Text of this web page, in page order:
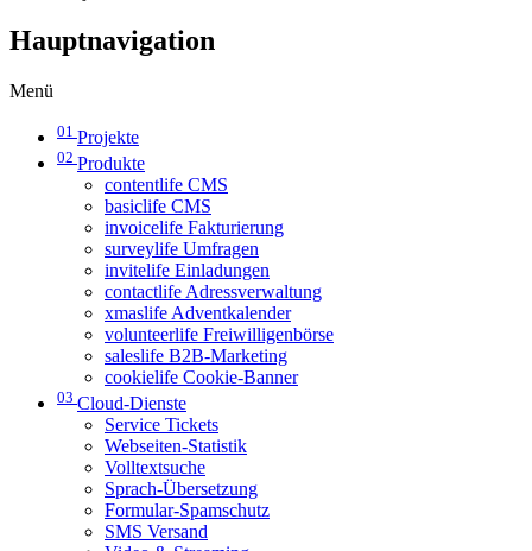
Hauptnavigation
Menü
01 Projekte
02 Produkte
contentlife CMS
basiclife CMS
invoicelife Fakturierung
surveylife Umfragen
invitelife Einladungen
contactlife Adressverwaltung
xmaslife Adventkalender
volunteerlife Freiwilligenbörse
saleslife B2B-Marketing
cookielife Cookie-Banner
03 Cloud-Dienste
Service Tickets
Webseiten-Statistik
Volltextsuche
Sprach-Übersetzung
Formular-Spamschutz
SMS Versand